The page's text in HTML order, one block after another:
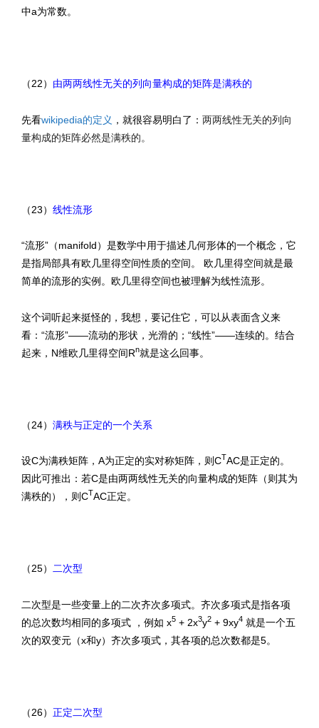
中a为常数。
（22） 由两两线性无关的列向量构成的矩阵是满秩的
先看wikipedia的定义 ，就很容易明白了： 两两线性无关的列向
量构成的矩阵必然是满秩的。
（23） 线性流形
“流形”（manifold）是数学中用于描述几何形体的一个概念，它
是指局部具有欧几里得空间性质的空间。 欧几里得空间就是最
简单的流形的实例。欧几里得空间也被理解为线性流形。
这个词听起来挺怪的，我想，要记住它，可以从表面含义来
看：“流形”——流动的形状，光滑的；“线性”——连续的。结合
起来，N维欧几里得空间Rn就是这么回事。
（24） 满秩与正定的一个关系
设C为满秩矩阵，A为正定的实对称矩阵，则CTAC是正定的。
因此可推出：若C是由两两线性无关的向量构成的矩阵（则其为
满秩的），则CTAC正定。
（25） 二次型
二次型是一些变量上的二次齐次多项式。齐次多项式是指各项
的总次数均相同的多项式 ，例如 x5 + 2x3y2 + 9xy4 就是一个五
次的双变元（x和y）齐次多项式，其各项的总次数都是5。
（26） 正定二次型